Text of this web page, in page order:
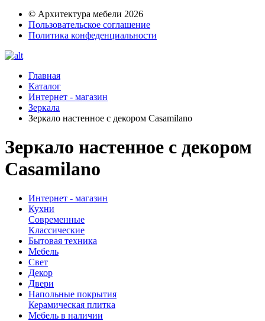
© Архитектура мебели 2026
Пользовательское соглашение
Политика конфеденциальности
Главная
Каталог
Интернет - магазин
Зеркала
Зеркало настенное с декором Casamilano
Зеркало настенное с декором
Casamilano
Интернет - магазин
Кухни
Современные
Классические
Бытовая техника
Мебель
Свет
Декор
Двери
Напольные покрытия
Керамическая плитка
Мебель в наличии